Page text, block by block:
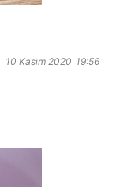
10 Kasım 2020 19:56